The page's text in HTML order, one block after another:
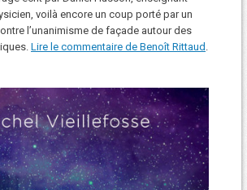
voilà encore un coup porté par un
l’unanimisme de façade autour des
Lire le commentaire de Benoît Rittaud .